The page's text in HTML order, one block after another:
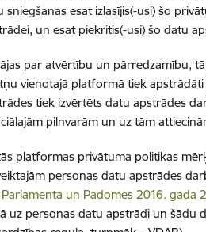
sniegšanas esat izlasījis(-usi) šo
un esat piekritis(-usi) šo datu
par atvērtību un pārredzamību,
vienotajā platformā tiek
tiek izvērtēts datu apstrādes
pilnvarām un uz tām
platformas privātuma politikas
personas datu apstrādes
un Padomes 2016. gada
uz personas datu apstrādi un